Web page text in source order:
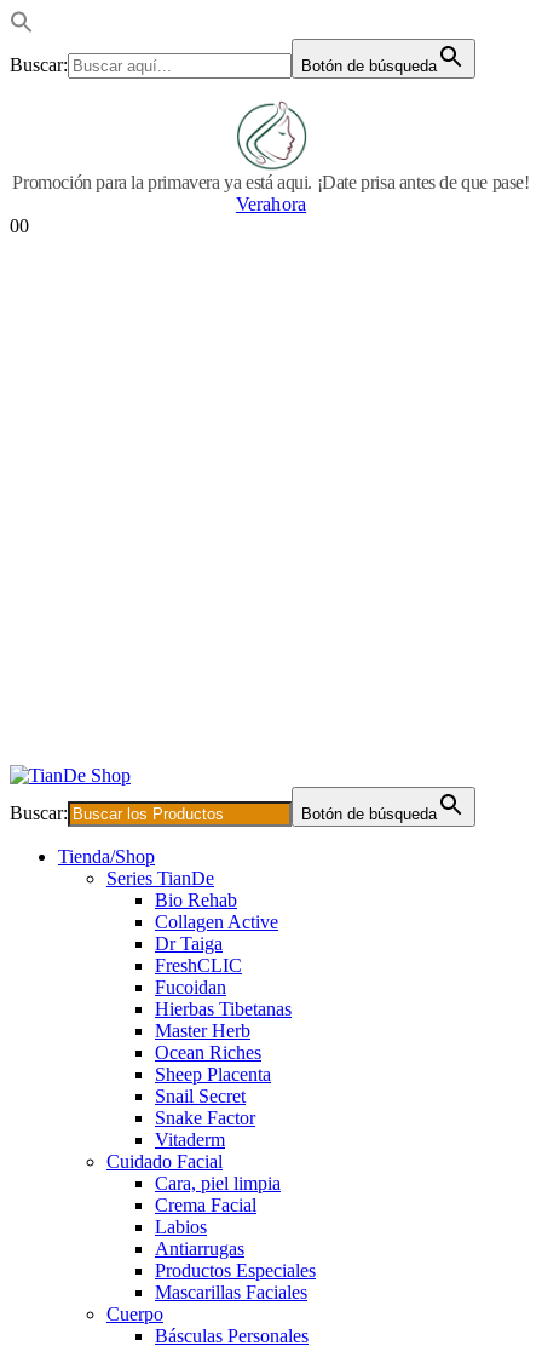
Buscar: Botón de búsqueda
Promoción para la primavera ya está aqui. ¡Date prisa antes de que pase!
Verahora
00
Buscar: Botón de búsqueda
Tienda/Shop
Series TianDe
Bio Rehab
Collagen Active
Dr Taiga
FreshCLIC
Fucoidan
Hierbas Tibetanas
Master Herb
Ocean Riches
Sheep Placenta
Snail Secret
Snake Factor
Vitaderm
Cuidado Facial
Cara, piel limpia
Crema Facial
Labios
Antiarrugas
Productos Especiales
Mascarillas Faciales
Cuerpo
Básculas Personales